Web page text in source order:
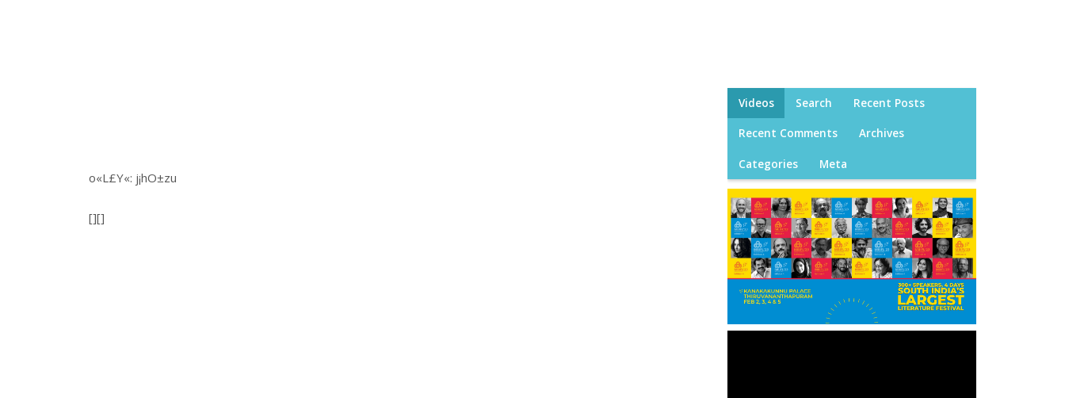
o«L£Y«: j¡hO±zu
[][]
Videos Search Recent Posts
Recent Comments Archives
Categories Meta